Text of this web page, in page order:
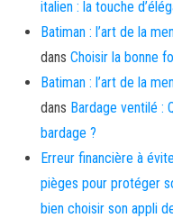
italien : la touche
Batiman : l’art de la
dans Choisir la bonne
Batiman : l’art de la
dans Bardage ventilé :
bardage ?
Erreur financière à
pièges pour protéger
bien choisir son appli